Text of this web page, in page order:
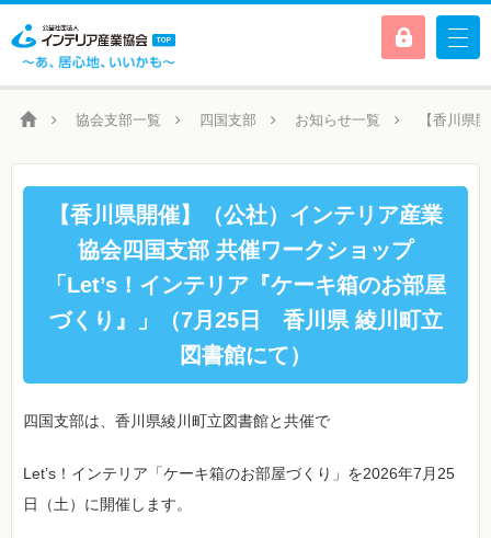
協会支部一覧 四国支部 お知らせ一覧 【香川県
【香川県開催】（公社）インテリア産業
協会四国支部 共催ワークショップ
「Let’s！インテリア『ケーキ箱のお部屋
づくり』」（7月25日 香川県 綾川町立
図書館にて）
四国支部は、香川県綾川町立図書館と共催で
Let’s！インテリア「ケーキ箱のお部屋づくり」を2026年7月25
日（土）に開催します。